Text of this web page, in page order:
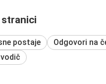
stranici
postaje
Odgovori na